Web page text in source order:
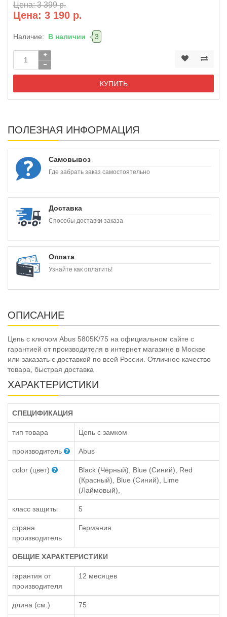
Цена: 3 399 р.
Цена: 3 190 р.
Наличие: В наличии 3
КУПИТЬ
ПОЛЕЗНАЯ ИНФОРМАЦИЯ
Самовывоз
Где забрать заказ самостоятельно
Доставка
Способы доставки заказа
Оплата
Узнайте как оплатить!
ОПИСАНИЕ
Цепь с ключом Abus 5805K/75 на официальном сайте с
гарантией от производителя в интернет магазине в Москве
или заказать с доставкой по всей России. Отличное качество
товара, быстрая доставка
ХАРАКТЕРИСТИКИ
СПЕЦИФИКАЦИЯ
тип товара Цепь с замком
производитель Abus
color (цвет)
Black (Чёрный), Blue (Синий), Red
(Красный), Blue (Синий), Lime
(Лаймовый),
класс защиты 5
страна
производитель
Германия
ОБЩИЕ ХАРАКТЕРИСТИКИ
гарантия от
производителя
12 месяцев
длина (см.) 75